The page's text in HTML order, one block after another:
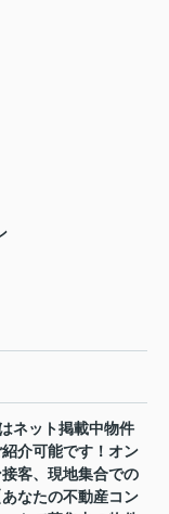
ネット掲載中物件
介可能です！オン
客、現地集合での
なたの不動産コン